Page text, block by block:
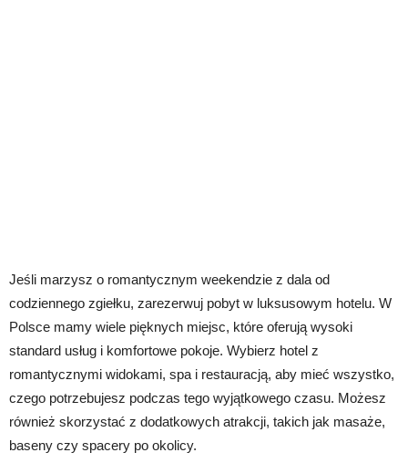
Jeśli marzysz o romantycznym weekendzie z dala od
codziennego zgiełku, zarezerwuj pobyt w luksusowym hotelu. W
Polsce mamy wiele pięknych miejsc, które oferują wysoki
standard usług i komfortowe pokoje. Wybierz hotel z
romantycznymi widokami, spa i restauracją, aby mieć wszystko,
czego potrzebujesz podczas tego wyjątkowego czasu. Możesz
również skorzystać z dodatkowych atrakcji, takich jak masaże,
baseny czy spacery po okolicy.